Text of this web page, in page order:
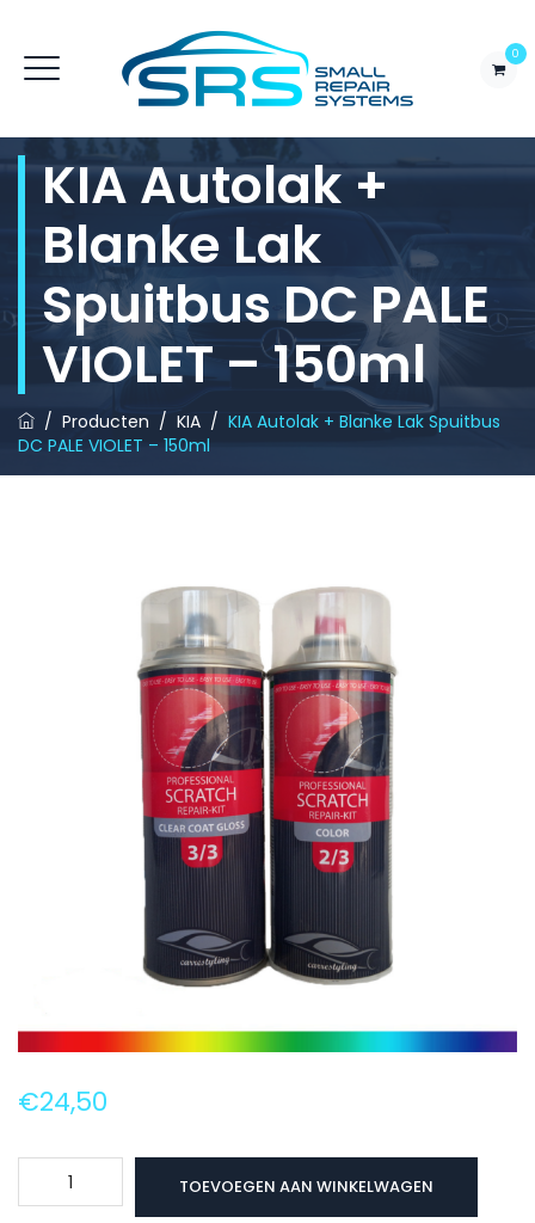
0
KIA Autolak +
Blanke Lak
Spuitbus DC PALE
VIOLET – 150ml
/ Producten / KIA / KIA Autolak + Blanke Lak Spuitbus
DC PALE VIOLET – 150ml
€24,50
Autolak
TOEVOEGEN AAN WINKELWAGEN